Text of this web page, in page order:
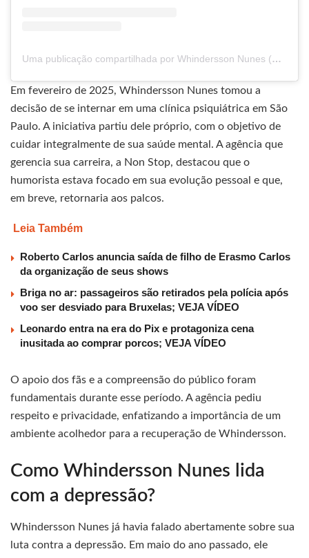
Uma publicação compartilhada por Whindersson Nunes (@whinderssonnunes)
Em fevereiro de 2025, Whindersson Nunes tomou a
decisão de se internar em uma clínica psiquiátrica em São
Paulo. A iniciativa partiu dele próprio, com o objetivo de
cuidar integralmente de sua saúde mental. A agência que
gerencia sua carreira, a Non Stop, destacou que o
humorista estava focado em sua evolução pessoal e que,
em breve, retornaria aos palcos.
Leia Também
Roberto Carlos anuncia saída de filho de Erasmo Carlos
da organização de seus shows
Briga no ar: passageiros são retirados pela polícia após
voo ser desviado para Bruxelas; VEJA VÍDEO
Leonardo entra na era do Pix e protagoniza cena
inusitada ao comprar porcos; VEJA VÍDEO
O apoio dos fãs e a compreensão do público foram
fundamentais durante esse período. A agência pediu
respeito e privacidade, enfatizando a importância de um
ambiente acolhedor para a recuperação de Whindersson.
Como Whindersson Nunes lida
com a depressão?
Whindersson Nunes já havia falado abertamente sobre sua
luta contra a depressão. Em maio do ano passado, ele